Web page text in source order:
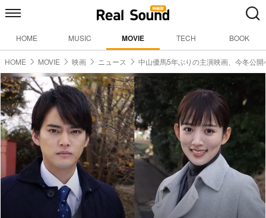
HOME MUSIC MOVIE TECH BOOK
HOME MOVIE 映画 ニュース 中山優馬5年ぶりの主演映画、今冬公開